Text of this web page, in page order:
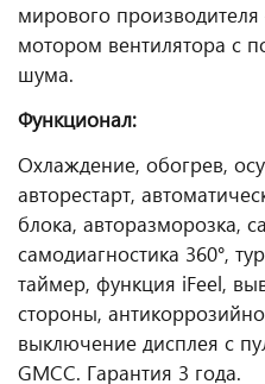
мирового производителя
мотором вентилятора с
шума.
Функционал:
Охлаждение, обогрев,
авторестарт,
блока, авторазморозка,
самодиагностика 360°,
таймер, функция iFeel,
стороны,
выключение дисплея с
GMCC. Гарантия 3 года.